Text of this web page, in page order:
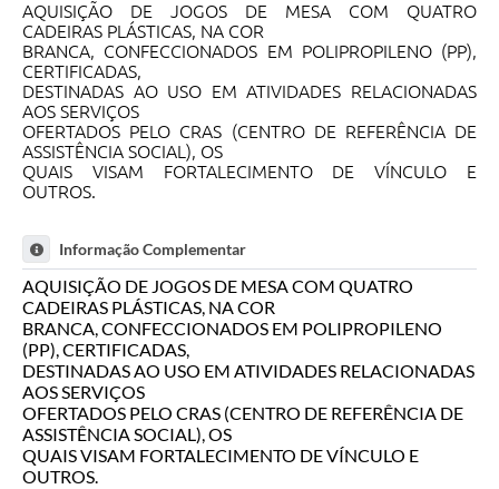
AQUISIÇÃO DE JOGOS DE MESA COM QUATRO
CADEIRAS PLÁSTICAS, NA COR
BRANCA, CONFECCIONADOS EM POLIPROPILENO (PP),
CERTIFICADAS,
DESTINADAS AO USO EM ATIVIDADES RELACIONADAS
AOS SERVIÇOS
OFERTADOS PELO CRAS (CENTRO DE REFERÊNCIA DE
ASSISTÊNCIA SOCIAL), OS
QUAIS VISAM FORTALECIMENTO DE VÍNCULO E
OUTROS.
Informação Complementar
AQUISIÇÃO DE JOGOS DE MESA COM QUATRO
CADEIRAS PLÁSTICAS, NA COR
BRANCA, CONFECCIONADOS EM POLIPROPILENO
(PP), CERTIFICADAS,
DESTINADAS AO USO EM ATIVIDADES RELACIONADAS
AOS SERVIÇOS
OFERTADOS PELO CRAS (CENTRO DE REFERÊNCIA DE
ASSISTÊNCIA SOCIAL), OS
QUAIS VISAM FORTALECIMENTO DE VÍNCULO E
OUTROS.